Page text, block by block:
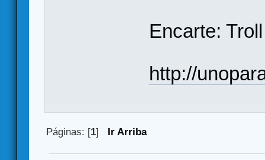
Encarte:
http://
Páginas: [1] Ir Arriba